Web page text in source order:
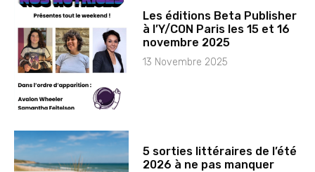
Les éditions Beta Publisher
à l’Y/CON Paris les 15 et 16
novembre 2025
13 Novembre 2025
5 sorties littéraires de l’été
2026 à ne pas manquer